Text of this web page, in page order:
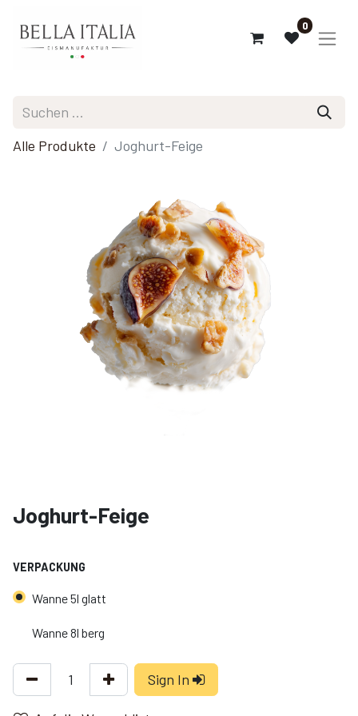
0
Alle Produkte Joghurt-Feige
Joghurt-Feige
VERPACKUNG
Wanne 5l glatt
Wanne 8l berg
Sign In